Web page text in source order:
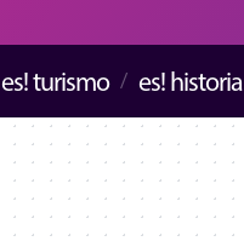
es! turismo es! historia